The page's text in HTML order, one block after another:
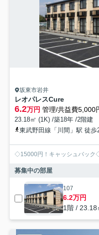
坂東市岩井
レオパレスCure
6.2万円 管理/共益費5,000
23.18㎡ (1K) /築18年 /2階建
東武野田線「川間」駅 徒歩
◇15000円！キャッシュバック
募集中の部屋
107
6.2万円
1階 / 23.18